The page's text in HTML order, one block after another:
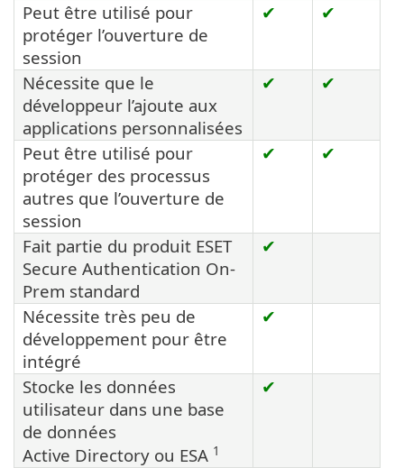
Peut être utilisé pour
protéger l’ouverture de
session
✔ ✔
Nécessite que le
développeur l’ajoute aux
applications personnalisées
✔ ✔
Peut être utilisé pour
protéger des processus
autres que l’ouverture de
session
✔ ✔
Fait partie du produit ESET
Secure Authentication On-
Prem standard
✔
Nécessite très peu de
développement pour être
intégré
✔
Stocke les données
utilisateur dans une base
de données
Active Directory ou ESA 1
✔